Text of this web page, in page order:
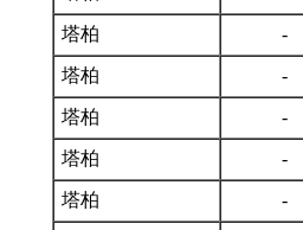
塔柏 -
塔柏 -
塔柏 -
塔柏 -
塔柏 -